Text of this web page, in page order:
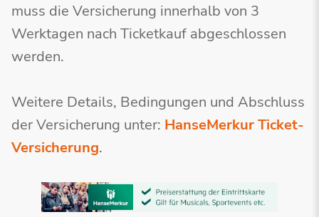
muss die Versicherung innerhalb von 3
Werktagen nach Ticketkauf abgeschlossen
werden.
Weitere Details, Bedingungen und Abschluss
der Versicherung unter: HanseMerkur Ticket-
Versicherung.